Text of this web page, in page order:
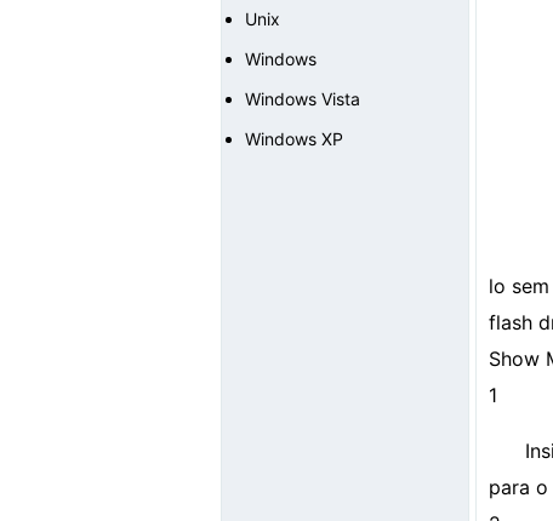
Unix
Windows
Windows Vista
Windows XP
lo
flash
Show
1
para